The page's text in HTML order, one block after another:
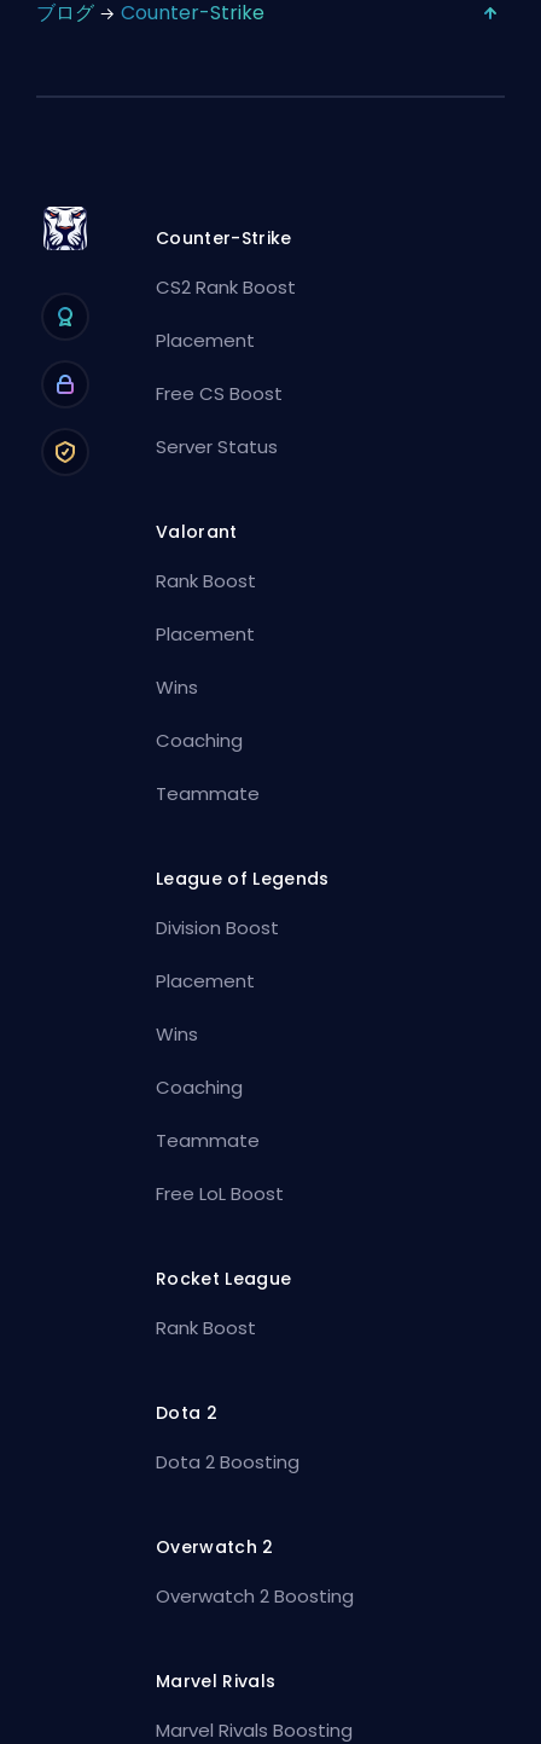
ブログ Counter-Strike
Counter-Strike
CS2 Rank Boost
Placement
Free CS Boost
Server Status
Valorant
Rank Boost
Placement
Wins
Coaching
Teammate
League of Legends
Division Boost
Placement
Wins
Coaching
Teammate
Free LoL Boost
Rocket League
Rank Boost
Dota 2
Dota 2 Boosting
Overwatch 2
Overwatch 2 Boosting
Marvel Rivals
Marvel Rivals Boosting